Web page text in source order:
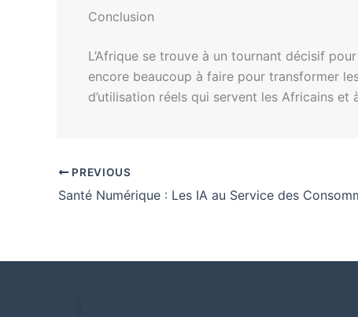
Conclusion
L’Afrique se trouve à un tournant décisif
encore beaucoup à faire pour transformer
d’utilisation réels qui servent les Africains
PREVIOUS
Santé Numérique : Les IA au Service des